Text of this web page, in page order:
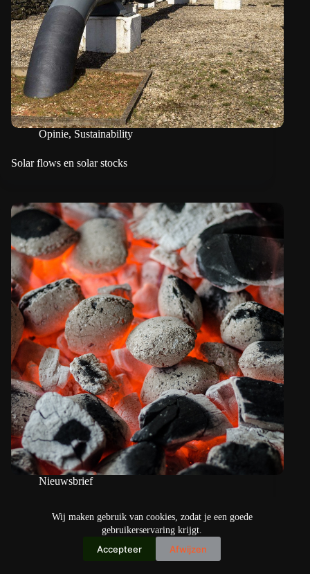
Wij maken gebruik van cookies, zodat je een goede
gebruikerservaring krijgt.
Accepteer Afwijzen
Opinie, Sustainability
Solar flows en solar stocks
Nieuwsbrief